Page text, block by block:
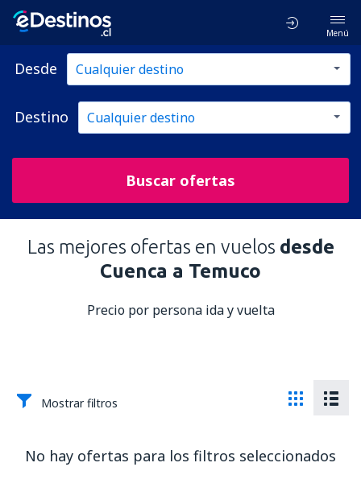
Menú
Desde
Destino
Buscar ofertas
Las mejores ofertas en vuelos desde
Cuenca a Temuco
Precio por persona ida y vuelta
Mostrar filtros
No hay ofertas para los filtros seleccionados